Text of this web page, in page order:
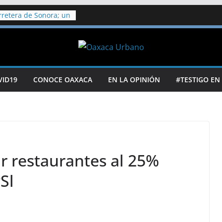
de Sonora; un
Salud confirman
de Playa del
CONOCE OAXACA EN LA OPINIÓN #TESTIGO
restaurantes al 25%